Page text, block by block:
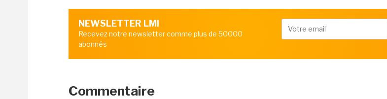
NEWSLETTER LMI
Recevez notre newsletter comme plus de 50000
abonnés
Commentaire